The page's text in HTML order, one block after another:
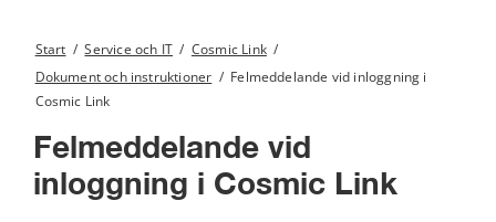
Start / Service och IT / Cosmic Link /
Dokument och instruktioner / Felmeddelande vid inloggning i
Cosmic Link
Felmeddelande vid
inloggning i Cosmic Link